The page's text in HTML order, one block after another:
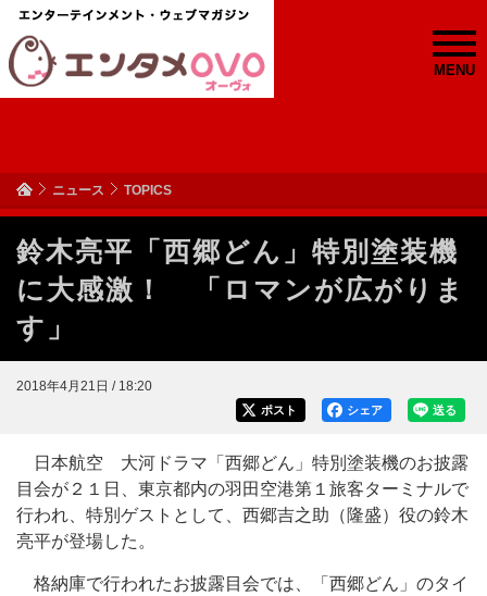
MENU
ニュース TOPICS
鈴木亮平「西郷どん」特別塗装機
に大感激！ 「ロマンが広がりま
す」
2018年4月21日 / 18:20
送る
シェア
ポスト
日本航空 大河ドラマ「西郷どん」特別塗装機のお披露
目会が２１日、東京都内の羽田空港第１旅客ターミナルで
行われ、特別ゲストとして、西郷吉之助（隆盛）役の鈴木
亮平が登場した。
格納庫で行われたお披露目会では、「西郷どん」のタイ